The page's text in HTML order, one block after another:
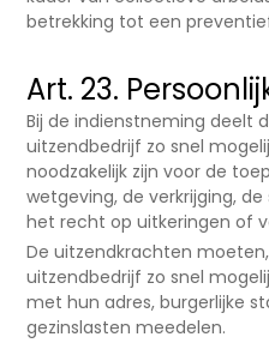
betrekking tot een
Art. 23.
Bij de indienstneming deelt
uitzendbedrijf zo snel
noodzakelijk zijn voor de
wetgeving, de verkrijging,
het recht op uitkeringen of
De uitzendkrachten
uitzendbedrijf zo snel
met hun adres, burgerlijke
gezinslasten meedelen.